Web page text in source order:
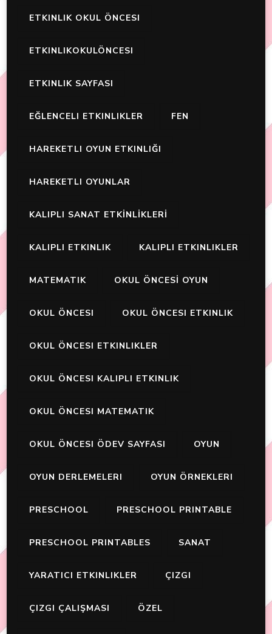
ETKINLIK OKUL ÖNCESI
ETKINLIKOKULÖNCESI
ETKINLIK SAYFASI
EĞLENCELI ETKINLIKLER FEN
HAREKETLI OYUN ETKINLIĞI
HAREKETLI OYUNLAR
KALIPLI SANAT ETKİNLİKLERİ
KALIPLI ETKINLIK KALIPLI ETKINLIKLER
MATEMATIK OKUL ÖNCESİ OYUN
OKUL ÖNCESI OKUL ÖNCESI ETKINLIK
OKUL ÖNCESI ETKINLIKLER
OKUL ÖNCESI KALIPLI ETKINLIK
OKUL ÖNCESI MATEMATIK
OKUL ÖNCESI ÖDEV SAYFASI OYUN
OYUN DERLEMELERI OYUN ÖRNEKLERI
PRESCHOOL PRESCHOOL PRINTABLE
PRESCHOOL PRINTABLES SANAT
YARATICI ETKINLIKLER ÇIZGI
ÇIZGI ÇALIŞMASI ÖZEL